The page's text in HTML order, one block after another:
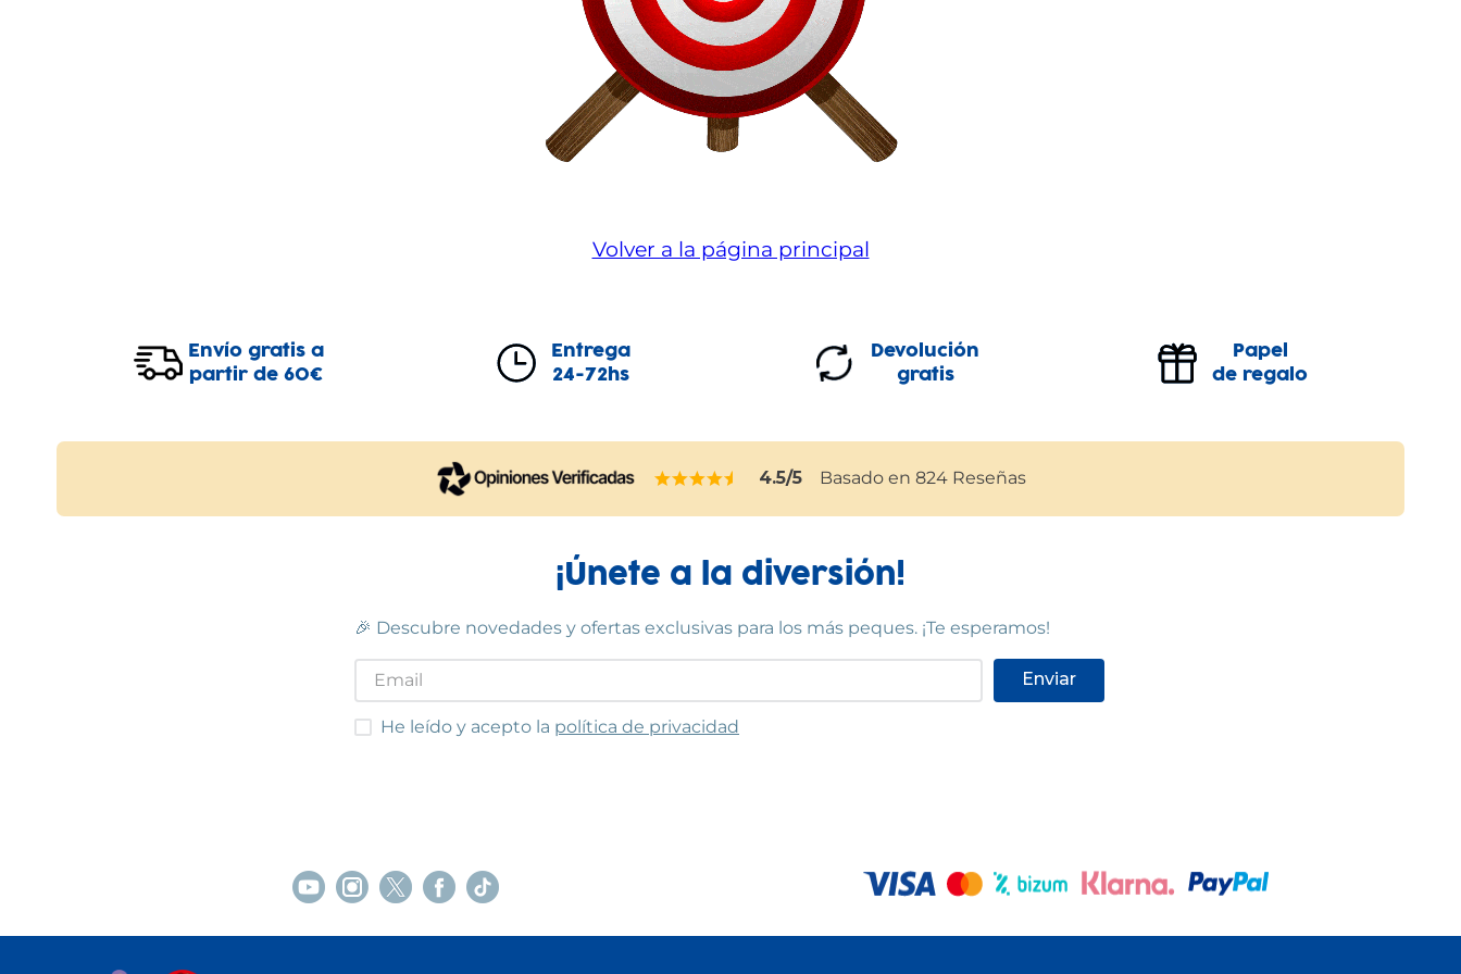
Volver a la página principal
Envío gratis a
partir de 60€
Entrega
24-72hs
Devolución
gratis
Papel
de regalo
4.5/5 Basado en 824 Reseñas
¡Únete a la diversión!
🎉 Descubre novedades y ofertas exclusivas para los más peques. ¡Te esperamos!
Enviar
He leído y acepto las condiciones
He leído y acepto la política de privacidad